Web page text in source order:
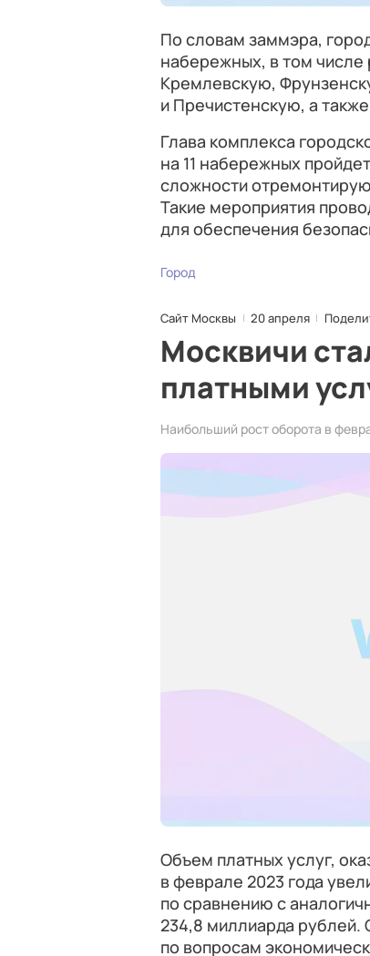
По словам заммэра,
набережных, в том
Кремлевскую,
и Пречистенскую, а
Глава комплекса
на 11 набережных
сложности
Такие мероприятия
для обеспечения
Город
Сайт Москвы 20 апреля
Москвичи
платными
Наибольший рост оборота в
Объем платных услуг,
в феврале 2023 года
по сравнению с
234,8 миллиарда
по вопросам